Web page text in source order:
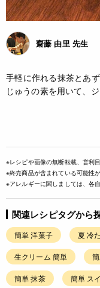
齋藤 由里 先生
手軽に作れる抹茶とあ
じゅうの素を用いて、
※レシピや画像の無断転載、営利
※終売商品が含まれている可能性
※アレルギーに関しましては、各
関連レシピタグから
簡単 洋菓子 夏 冷
生クリーム 簡単
簡単 抹茶 簡単 ス